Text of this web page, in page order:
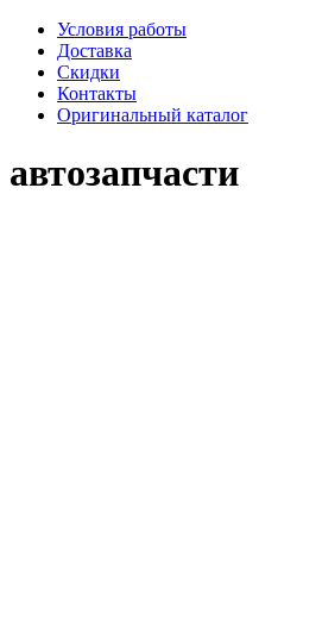
Условия работы
Доставка
Скидки
Контакты
Оригинальный каталог
автозапчасти